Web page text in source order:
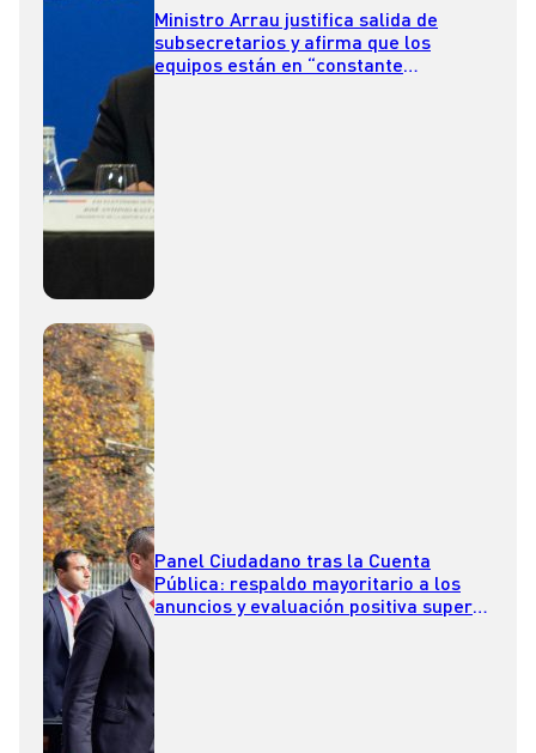
Ministro Arrau justifica salida de
subsecretarios y afirma que los
equipos están en “constante
Panel Ciudadano tras la Cuenta
Pública: respaldo mayoritario a los
anuncios y evaluación positiva supera